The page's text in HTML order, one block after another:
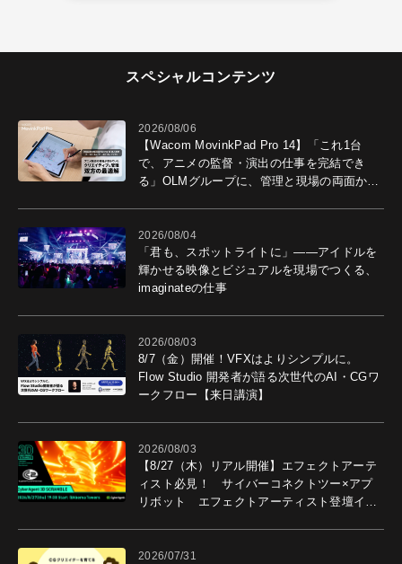
スペシャルコンテンツ
2026/08/06
【Wacom MovinkPad Pro 14】「これ1台
で、アニメの監督・演出の仕事を完結でき
る」OLMグループに、管理と現場の両面から
2026/08/04
「君も、スポットライトに」――アイドルを
輝かせる映像とビジュアルを現場でつくる、
imaginateの仕事
2026/08/03
8/7（金）開催！VFXはよりシンプルに。
Flow Studio 開発者が語る次世代のAI・CGワ
ークフロー【来日講演】
2026/08/03
【8/27（木）リアル開催】エフェクトアーテ
ィスト必見！ サイバーコネクトツー×アプ
リボット エフェクトアーティスト登壇イベ
2026/07/31